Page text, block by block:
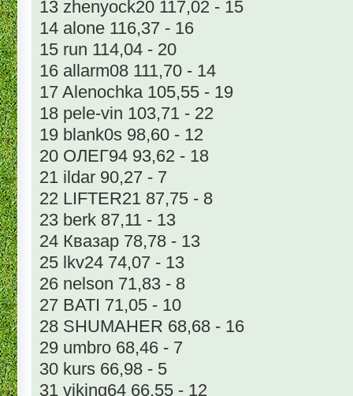
13 zhenyock20 117,02 - 15
14 alone 116,37 - 16
15 run 114,04 - 20
16 allarm08 111,70 - 14
17 Alenochka 105,55 - 19
18 pele-vin 103,71 - 22
19 blank0s 98,60 - 12
20 ОЛЕГ94 93,62 - 18
21 ildar 90,27 - 7
22 LIFTER21 87,75 - 8
23 berk 87,11 - 13
24 Квазар 78,78 - 13
25 lkv24 74,07 - 13
26 nelson 71,83 - 8
27 BATI 71,05 - 10
28 SHUMAHER 68,68 - 16
29 umbro 68,46 - 7
30 kurs 66,98 - 5
31 viking64 66,55 - 12